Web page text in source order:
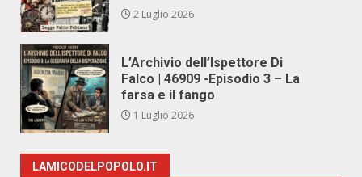
2 Luglio 2026
L’Archivio dell’Ispettore Di
Falco | 46909 -Episodio 3 – La
farsa e il fango
1 Luglio 2026
LAMICODELPOPOLO.IT